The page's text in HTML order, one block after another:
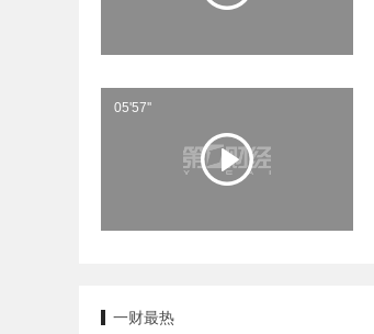
05'57''
一财最热